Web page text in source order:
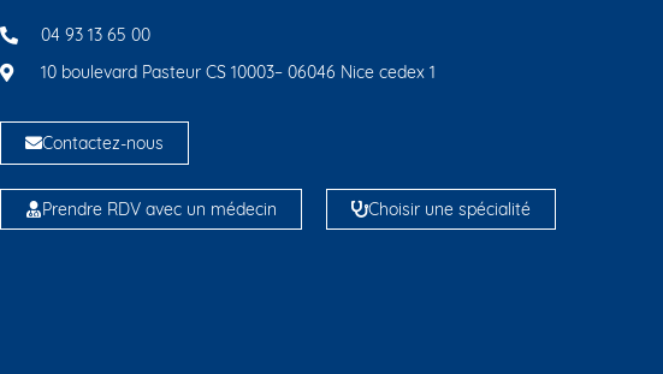
04 93 13 65 00
10 boulevard Pasteur CS 10003– 06046 Nice cedex 1
Contactez-nous
Prendre RDV avec un médecin Choisir une spécialité